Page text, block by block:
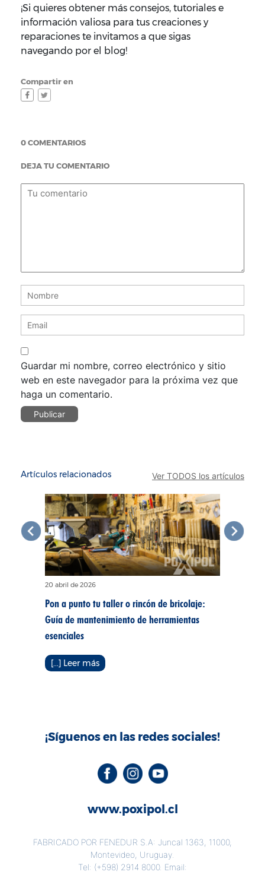
¡Si quieres obtener más consejos, tutoriales e
información valiosa para tus creaciones y
reparaciones te invitamos a que sigas
navegando por el blog!
Compartir en
0 COMENTARIOS
DEJA TU COMENTARIO
Guardar mi nombre, correo electrónico y sitio
web en este navegador para la próxima vez que
haga un comentario.
Artículos relacionados Ver TODOS los artículos
20 abril de 2026
Pon a punto tu taller o rincón de bricolaje:
Guía de mantenimiento de herramientas
esenciales
[...] Leer más
¡Síguenos en las redes sociales!
www.poxipol.cl
FABRICADO POR FENEDUR S.A: Juncal 1363, 11000,
Montevideo, Uruguay.
Tel: (+598) 2914 8000. Email: